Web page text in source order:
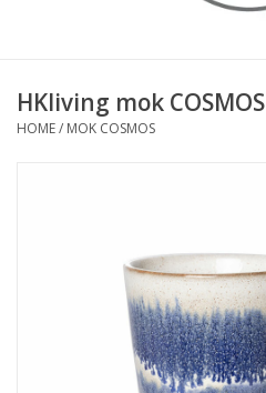
LIFESTYLE
HKliving mok COSMOS
HOME/ MOK COSMOS